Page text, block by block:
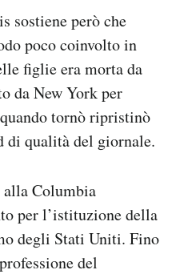
sostiene però che
poco coinvolto in
figlie era morta da
da New York per
tornò ripristinò
di qualità del giornale.
alla Columbia
per l’istituzione della
degli Stati Uniti. Fino
del